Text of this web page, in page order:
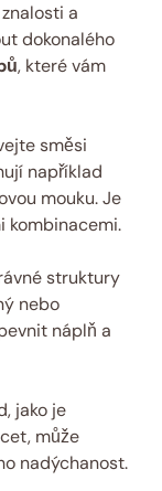
a⁤
​dokonalého
, které vám
směsi
například
mouku. ⁢Je
kombinacemi.
struktury‌
‌nebo​
náplň a
jako je
může
nadýchanost.